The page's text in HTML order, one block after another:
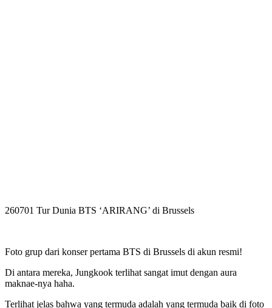
260701 Tur Dunia BTS ‘ARIRANG’ di Brussels
Foto grup dari konser pertama BTS di Brussels di akun resmi!
Di antara mereka, Jungkook terlihat sangat imut dengan aura
maknae-nya haha.
Terlihat jelas bahwa yang termuda adalah yang termuda baik di foto